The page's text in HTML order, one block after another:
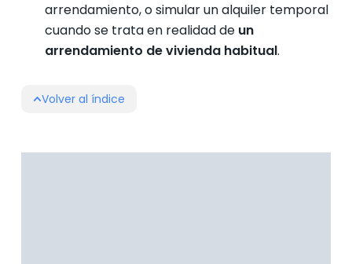
arrendamiento, o simular un alquiler temporal
cuando se trata en realidad de un
arrendamiento de vivienda habitual.
Volver al índice